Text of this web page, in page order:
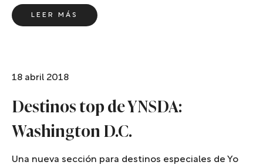
LEER MÁS
18 abril 2018
Destinos top de YNSDA:
Washington D.C.
Una nueva sección para destinos especiales de Yo